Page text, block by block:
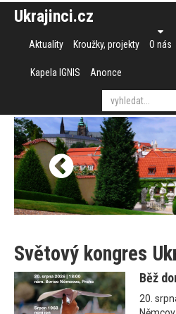
Ukrajinci.cz
Aktuality Kroužky, projekty O nás
Kapela IGNIS Anonce
Světový kongres
Běž
20.